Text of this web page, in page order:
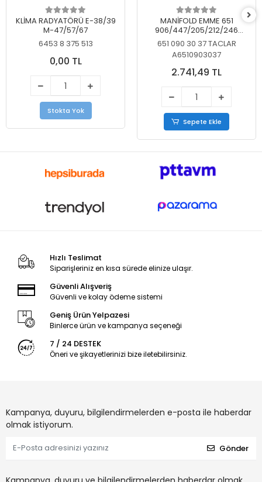
KLİMA RADYATÖRÜ E-38/39
M-47/57/67
6453 8 375 513
0,00 TL
Stokta Yok
MANİFOLD EMME 651
906/447/205/212/246
KELEBEKSİZ
651 090 30 37 TACLAR
A6510903037
2.741,49 TL
Sepete Ekle
Hızlı Teslimat
Siparişleriniz en kısa sürede elinize ulaşır.
Güvenli Alışveriş
Güvenli ve kolay ödeme sistemi
Geniş Ürün Yelpazesi
Binlerce ürün ve kampanya seçeneği
7 / 24 DESTEK
Öneri ve şikayetlerinizi bize iletebilirsiniz.
Kampanya, duyuru, bilgilendirmelerden e-posta ile haberdar
olmak istiyorum.
Gönder